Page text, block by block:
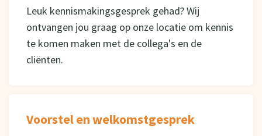
Leuk kennismakingsgesprek gehad? Wij
ontvangen jou graag op onze locatie om kennis
te komen maken met de collega's en de
cliënten.
Voorstel en welkomstgesprek